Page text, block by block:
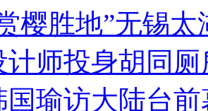
樱胜地”无锡
计师投身胡同
国瑜访大陆台